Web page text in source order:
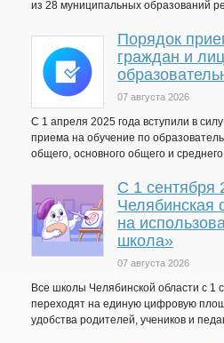
из 28 муниципальных образований
Порядок
граждан и
07 августа 2026
С 1 апреля 2025 года вступили в
приема на обучение по
общего, основного общего и
С 1 сентября
Челябинская
на
школа»
07 августа 2026
Все школы Челябинской области с 1
переходят на единую цифровую
удобства родителей, учеников и